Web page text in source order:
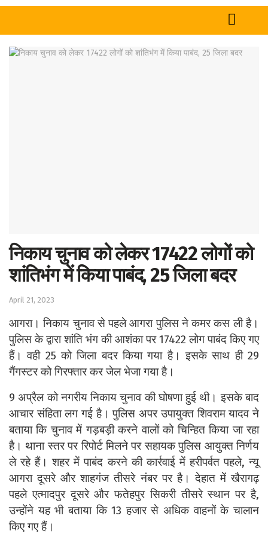
निकाय चुनाव को लेकर 17422 लोगों को
शांतिभंग में किया पाबंद, 25 जिला बदर
April 21, 2023
आगरा। निकाय चुनाव से पहले आगरा पुलिस ने कमर कस ली है।
पुलिस के द्वारा शांति भंग की आशंका पर 17422 लोग पाबंद किए गए
हैं। वही 25 को जिला बदर किया गया है। इसके साथ ही 29
गैंगस्टर को गिरफ्तार कर जेल भेजा गया है।
9 अप्रैल को नगरीय निकाय चुनाव की घोषणा हुई थी। इसके बाद
आचार संहिता लग गई है। पुलिस अपर उपायुक्त शिवराम यादव ने
बताया कि चुनाव में गड़बड़ी करने वालों को चिन्हित किया जा रहा
है। थाना स्तर पर रिपोर्ट मिलने पर सहायक पुलिस आयुक्त निर्णय
ले रहे हैं। शहर में पाबंद करने की कार्रवाई में हरीपर्वत पहले, न्यू
आगरा दूसरे और शाहगंज तीसरे नंबर पर है। देहात में खैरागढ़
पहले एत्मादपुर दूसरे और फतेहपुर सिकरी तीसरे स्थान पर है,
उन्होंने यह भी बताया कि 13 हजार से अधिक वाहनों के चालान
किए गए हैं।